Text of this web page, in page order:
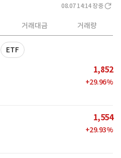
08.07 14:14 장중
거래대금 거래량
ETF
1,852
+29.96%
1,554
+29.93%